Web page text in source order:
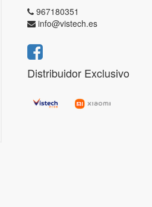
967180351
info@vistech.es
Distribuidor Exclusivo